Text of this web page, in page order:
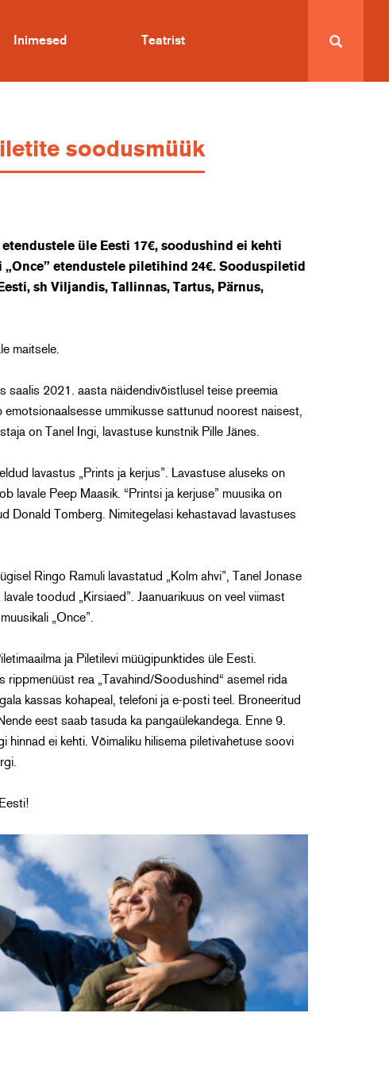
Inimesed Teatrist
soodusmüük
üle Eesti 17€, soodushind ei kehti
„Once” etendustele piletihind 24€. Sooduspiletid
sh Viljandis, Tallinnas, Tartus, Pärnus,
maitsele.
saalis 2021. aasta näidendivõistlusel teise preemia
ummikusse sattunud noorest naisest,
on Tanel Ingi, lavastuse kunstnik Pille Jänes.
lavastus „Prints ja kerjus”. Lavastuse aluseks on
lavale Peep Maasik. “Printsi ja kerjuse” muusika on
Donald Tomberg. Nimitegelasi kehastavad lavastuses
Ringo Ramuli lavastatud „Kolm ahvi”, Tanel Jonase
toodud „Kirsiaed”. Jaanuarikuus on veel viimast
„Once”.
ja Piletilevi müügipunktides üle Eesti.
rea „Tavahind/Soodushind“ asemel rida
kassas kohapeal, telefoni ja e-posti teel. Broneeritud
eest saab tasuda ka pangaülekandega. Enne 9.
ei kehti. Võimaliku hilisema piletivahetuse soovi